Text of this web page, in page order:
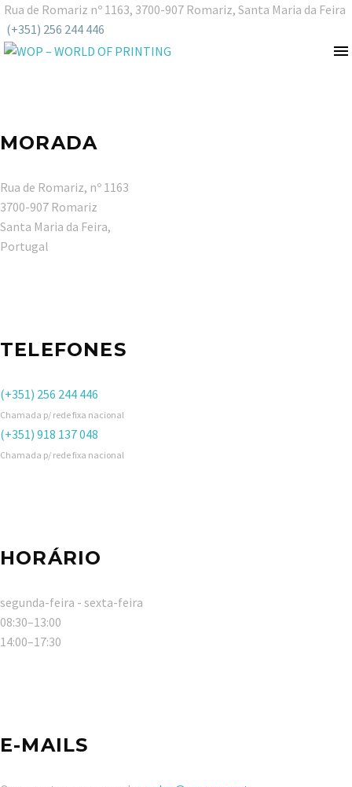
Rua de Romariz nº 1163, 3700-907 Romariz, Santa Maria da Feira
(+351) 256 244 446
MORADA
Rua de Romariz, nº 1163
3700-907 Romariz
Santa Maria da Feira,
Portugal
TELEFONES
(+351) 256 244 446
Chamada p/ rede fixa nacional
(+351) 918 137 048
Chamada p/ rede fixa nacional
HORÁRIO
segunda-feira - sexta-feira
08:30–13:00
14:00–17:30
E-MAILS